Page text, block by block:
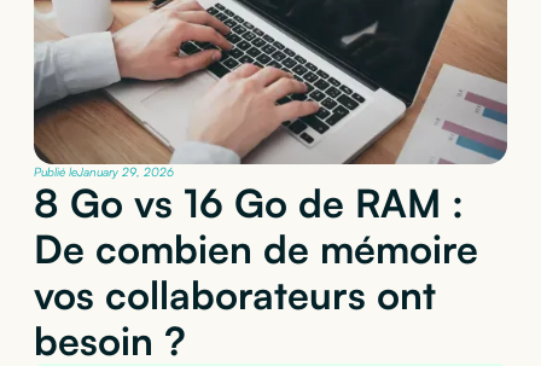
Publié leJanuary 29, 2026
8 Go vs 16 Go de RAM :
De combien de mémoire
vos collaborateurs ont
besoin ?